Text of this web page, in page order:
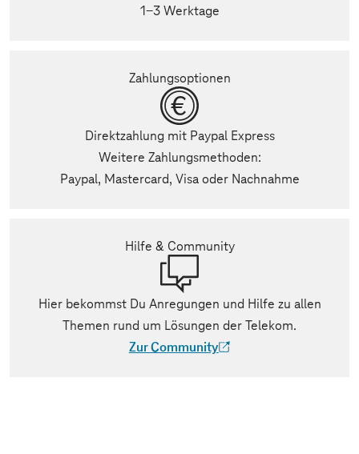
1-3 Werktage
Zahlungsoptionen
Direktzahlung mit Paypal Express
Weitere Zahlungsmethoden:
Paypal, Mastercard, Visa oder Nachnahme
Hilfe & Community
Hier bekommst Du Anregungen und Hilfe zu allen
Themen rund um Lösungen der Telekom.
Zur Community
(Der Link wird in einem neuen Tab